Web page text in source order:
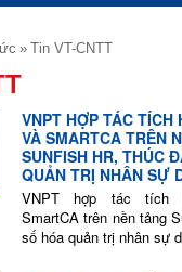
» Tin VT-CNTT
VNPT HỢP TÁC TÍCH
VÀ SMARTCA TRÊN
SUNFISH HR, THÚC
QUẢN TRỊ NHÂN SỰ
VNPT hợp tác tích
SmartCA trên nền tảng
số hóa quản trị nhân sự